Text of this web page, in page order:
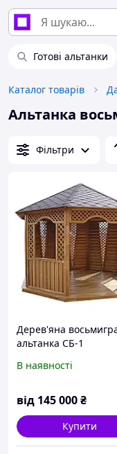
Готові альтанки
Каталог товарів
Альтанка
Фільтри
Дерев'яна
альтанка СБ-1
В наявності
від 145 000₴
Купити